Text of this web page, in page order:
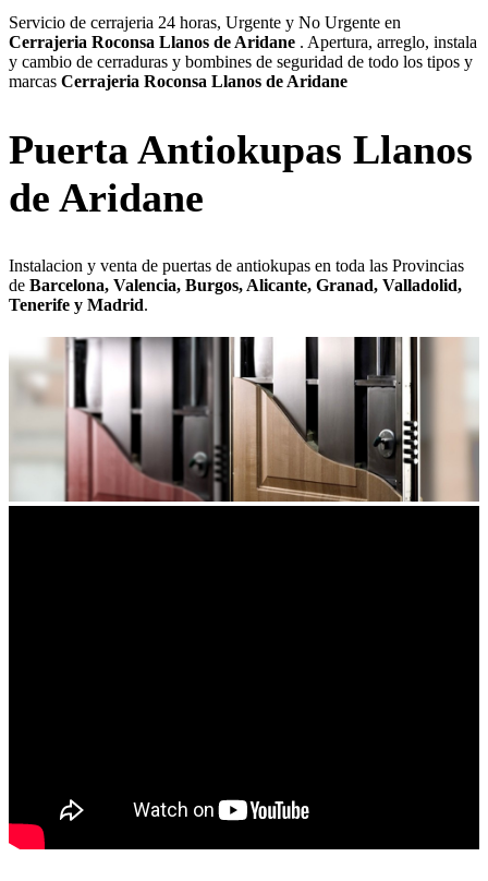
Servicio de cerrajeria 24 horas, Urgente y No Urgente en
Cerrajeria Roconsa Llanos de Aridane . Apertura, arreglo, instala
y cambio de cerraduras y bombines de seguridad de todo los tipos y
marcas Cerrajeria Roconsa Llanos de Aridane
Puerta Antiokupas Llanos
de Aridane
Instalacion y venta de puertas de antiokupas en toda las Provincias
de Barcelona, Valencia, Burgos, Alicante, Granad, Valladolid,
Tenerife y Madrid.